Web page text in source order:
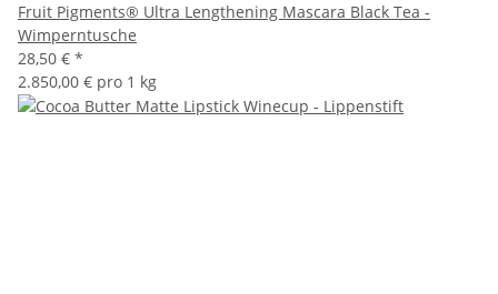
Fruit Pigments® Ultra Lengthening Mascara Black Tea -
Wimperntusche
28,50 € *
2.850,00 € pro 1 kg